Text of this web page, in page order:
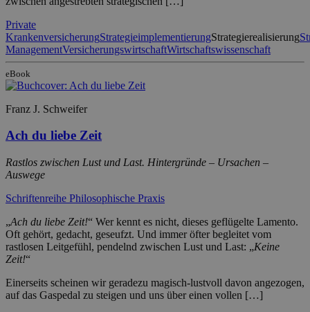
Private
KrankenversicherungStrategieimplementierungStrategierealisierung
ManagementVersicherungswirtschaftWirtschaftswissenschaft
eBook
Franz J. Schweifer
Ach du liebe Zeit
Rastlos zwischen Lust und Last. Hintergründe – Ursachen –
Auswege
Schriftenreihe Philosophische Praxis
„Ach du liebe Zeit!“ Wer kennt es nicht, dieses geflügelte Lamento.
Oft gehört, gedacht, geseufzt. Und immer öfter begleitet vom
rastlosen Leitgefühl, pendelnd zwischen Lust und Last: „Keine
Zeit!“
Einerseits scheinen wir geradezu magisch-lustvoll davon angezogen,
auf das Gaspedal zu steigen und uns über einen vollen […]